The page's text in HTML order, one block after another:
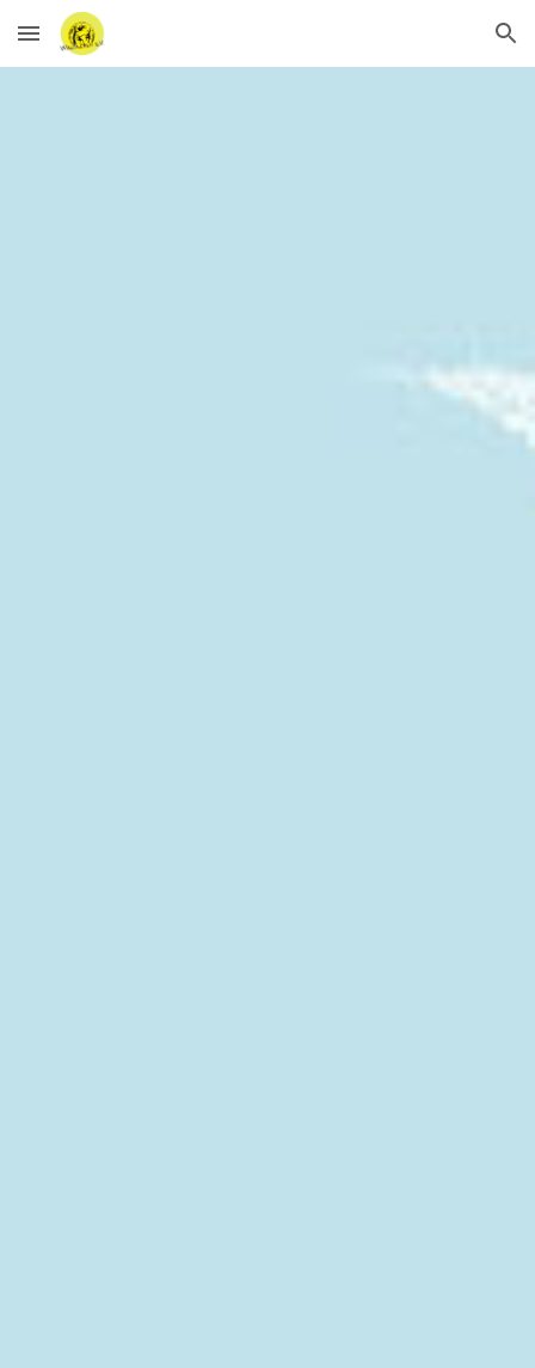
Skip to main content Skip to navigation